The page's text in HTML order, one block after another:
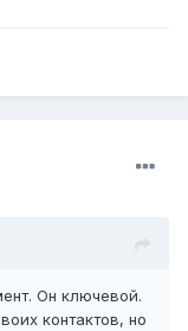
Он ключевой.
контактов, но